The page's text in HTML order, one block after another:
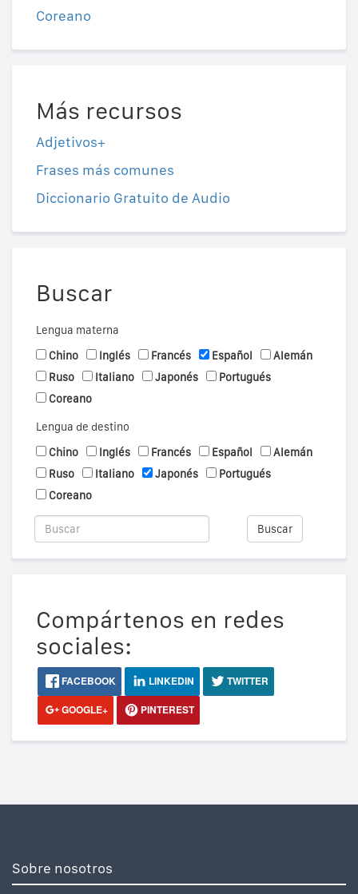
Coreano
Más recursos
Adjetivos+
Frases más comunes
Diccionario Gratuito de Audio
Buscar
Lengua materna
Chino
Inglés Francés Español
Alemán
Ruso
Italiano Japonés
Portugués
Coreano
Lengua de destino
Chino
Inglés Francés Español
Alemán
Ruso
Italiano Japonés
Portugués
Coreano
Buscar
Compártenos en redes
sociales:
FACEBOOK LINKEDIN
TWITTER
GOOGLE+
PINTEREST
Sobre nosotros